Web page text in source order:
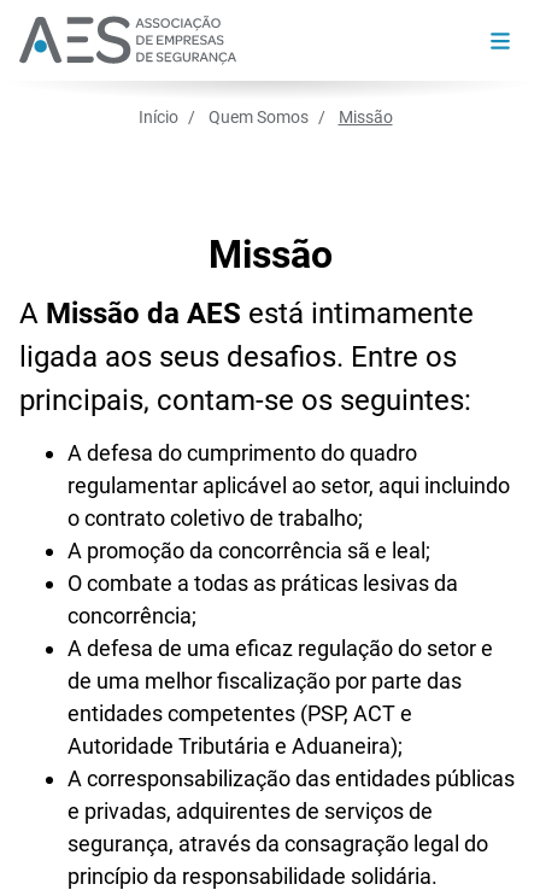
Início Quem Somos Missão
Missão
A Missão da AES está intimamente
ligada aos seus desafios. Entre os
principais, contam-se os seguintes:
A defesa do cumprimento do quadro
regulamentar aplicável ao setor, aqui incluindo
o contrato coletivo de trabalho;
A promoção da concorrência sã e leal;
O combate a todas as práticas lesivas da
concorrência;
A defesa de uma eficaz regulação do setor e
de uma melhor fiscalização por parte das
entidades competentes (PSP, ACT e
Autoridade Tributária e Aduaneira);
A corresponsabilização das entidades públicas
e privadas, adquirentes de serviços de
segurança, através da consagração legal do
princípio da responsabilidade solidária.